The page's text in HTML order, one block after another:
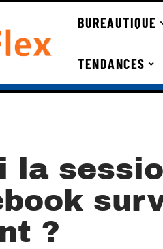
BUREAUTIQUE
TENDANCES
la
?